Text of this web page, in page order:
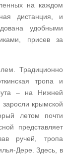
на каждом
дистанция, и
удобными
присев за
Традиционно
тропа и
– на Нижней
заросли крымской
летом почти
представляет
ручей, тропа
Дере. Здесь, в